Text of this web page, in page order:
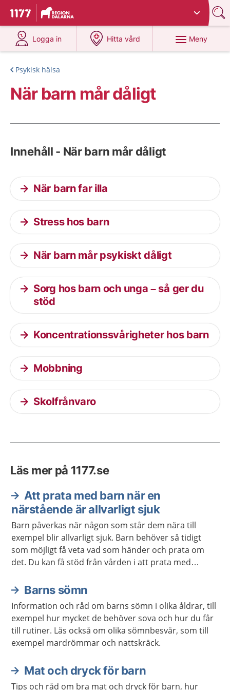
Till startsidan för 1177
Du har valt region
Logga in
på 1177.se
Hitta vård
på 1177.se
Meny
Psykisk hälsa
När barn mår dåligt
Innehåll - När barn mår dåligt
När barn far illa
Stress hos barn
När barn mår psykiskt dåligt
Sorg hos barn och unga – så ger du
stöd
Koncentrationssvårigheter hos barn
Mobbning
Skolfrånvaro
Läs mer på 1177.se
Att prata med barn när en
närstående är allvarligt sjuk
Barn påverkas när någon som står dem nära till
exempel blir allvarligt sjuk. Barn behöver så tidigt
som möjligt få veta vad som händer och prata om
det. Du kan få stöd från vården i att prata med
Barns sömn
Information och råd om barns sömn i olika åldrar, till
exempel hur mycket de behöver sova och hur du får
till rutiner. Läs också om olika sömnbesvär, som till
exempel mardrömmar och nattskräck.
Mat och dryck för barn
Tips och råd om bra mat och dryck för barn, hur